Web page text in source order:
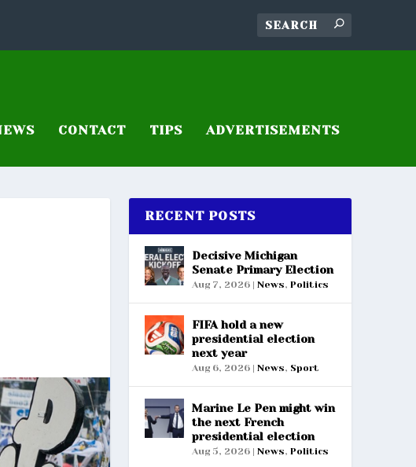
CONTACT TIPS ADVERTISEMENTS
RECENT POSTS
Decisive Michigan
Senate Primary Election
Aug 7, 2026| News, Politics
FIFA hold a new
presidential election
next year
Aug 6, 2026| News, Sport
Marine Le Pen might win
the next French
presidential election
Aug 5, 2026| News, Politics